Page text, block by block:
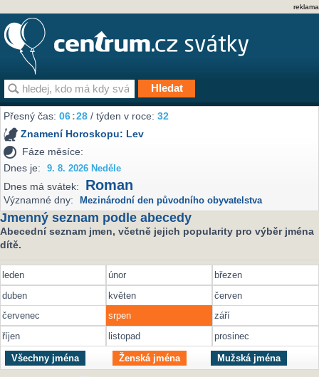
reklama
Přesný čas:06:28 / týden v roce:32
Znamení Horoskopu: Lev
Fáze měsíce:
Dnes je:
9. 8. 2026 Neděle
Dnes má svátek: Roman
Významné dny: Mezinárodní den původního obyvatelstva
Jmenný seznam podle abecedy
Abecední seznam jmen, včetně jejich popularity pro výběr jména
dítě.
leden únor
březen
duben
květen
červen
červenec
srpen
září
říjen
listopad prosinec
Všechny jména Ženská jména Mužská jména